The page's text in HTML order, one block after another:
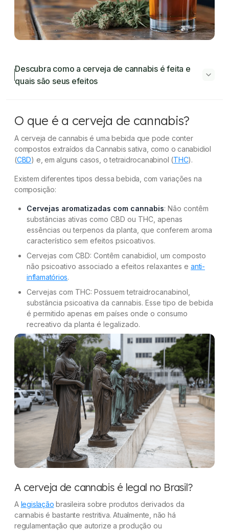
Descubra como a cerveja de cannabis é feita e
quais são seus efeitos
feita e quais são seus efeitos
O que é a cerveja de cannabis?
O que é cerveja terpenada?
Entenda o processo de produção da cerveja de
Quais os sabores da cerveja de cannabis?
Dúvidas frequentes
O que é a cerveja de cannabis?
A cerveja de cannabis é uma bebida que pode conter
compostos extraídos da Cannabis sativa, como o canabidiol
(CBD) e, em alguns casos, o tetraidrocanabinol (THC).
Existem diferentes tipos dessa bebida, com variações na
composição:
Cervejas aromatizadas com cannabis: Não contêm
substâncias ativas como CBD ou THC, apenas
essências ou terpenos da planta, que conferem aroma
característico sem efeitos psicoativos.
Cervejas com CBD: Contêm canabidiol, um composto
não psicoativo associado a efeitos relaxantes e anti-
inflamatórios.
Cervejas com THC: Possuem tetraidrocanabinol,
substância psicoativa da cannabis. Esse tipo de bebida
é permitido apenas em países onde o consumo
recreativo da planta é legalizado.
A cerveja de cannabis é legal no Brasil?
A legislação brasileira sobre produtos derivados da
cannabis é bastante restritiva. Atualmente, não há
regulamentação que autorize a produção ou